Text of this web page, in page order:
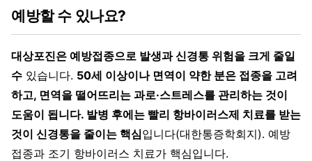
예방할 수 있나요?
대상포진은 예방접종으로 발생과 신경통 위험을 크게 줄일
수 있습니다. 50세 이상이나 면역이 약한 분은 접종을 고려
하고, 면역을 떨어뜨리는 과로·스트레스를 관리하는 것이
도움이 됩니다. 발병 후에는 빨리 항바이러스제 치료를 받는
것이 신경통을 줄이는 핵심입니다(대한통증학회지). 예방
접종과 조기 항바이러스 치료가 핵심입니다.